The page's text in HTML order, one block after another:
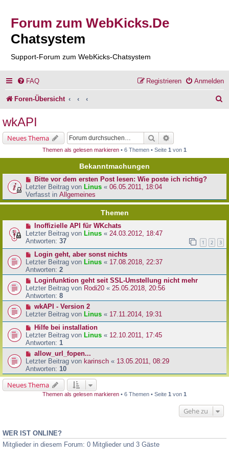
Forum zum WebKicks.De
Chatsystem
Support-Forum zum WebKicks-Chatsystem
FAQ Anmelden
Registrieren
Foren-Übersicht
e
wkAPI
Neues Thema Suche
Themen als gelesen markieren • 6 Themen • Seite 1 von 1
Bekanntmachungen
Bitte vor dem ersten Post lesen: Wie poste ich richtig?
Letzter Beitrag von Linus « 06.05.2011, 18:04
Verfasst in Allgemeines
Themen
Inoffizielle API für WKchats
Letzter Beitrag von Linus « 24.03.2012, 18:47
Antworten: 37 1 2 3
Login geht, aber sonst nichts
Letzter Beitrag von Linus « 17.08.2018, 22:37
Antworten: 2
Loginfunktion geht seit SSL-Umstellung nicht mehr
Letzter Beitrag von Rodi20 « 25.05.2018, 20:56
Antworten: 8
wkAPI - Version 2
Letzter Beitrag von Linus « 17.11.2014, 19:31
Hilfe bei installation
Letzter Beitrag von Linus « 12.10.2011, 17:45
Antworten: 1
allow_url_fopen...
Letzter Beitrag von karinsch « 13.05.2011, 08:29
Antworten: 10
Neues Thema
Themen als gelesen markieren • 6 Themen • Seite 1 von 1
Gehe zu
WER IST ONLINE?
Mitglieder in diesem Forum: 0 Mitglieder und 3 Gäste